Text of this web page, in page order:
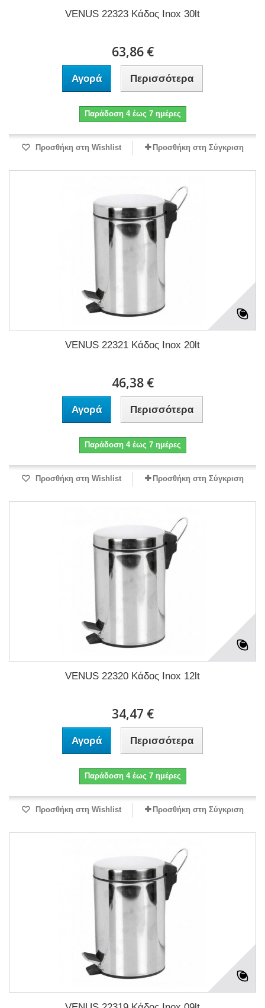
VENUS 22323 Κάδος Inox 30lt
63,86 €
Αγορά Περισσότερα
Παράδοση 4 έως 7 ημέρες
Προσθήκη στη Wishlist Προσθήκη στη Σύγκριση
VENUS 22321 Κάδος Inox 20lt
46,38 €
Αγορά Περισσότερα
Παράδοση 4 έως 7 ημέρες
Προσθήκη στη Wishlist Προσθήκη στη Σύγκριση
VENUS 22320 Κάδος Inox 12lt
34,47 €
Αγορά Περισσότερα
Παράδοση 4 έως 7 ημέρες
Προσθήκη στη Wishlist Προσθήκη στη Σύγκριση